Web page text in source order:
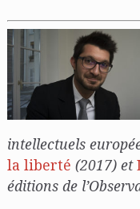
intellectuels
la liberté (2017) et
éditions de